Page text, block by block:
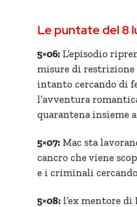
Le puntate del 8
5×06: L’episodio
misure di restrizione
intanto cercando di
l’avventura
quarantena insieme
5×07: Mac sta
cancro che viene
e i criminali
5×08: l’ex mentore di